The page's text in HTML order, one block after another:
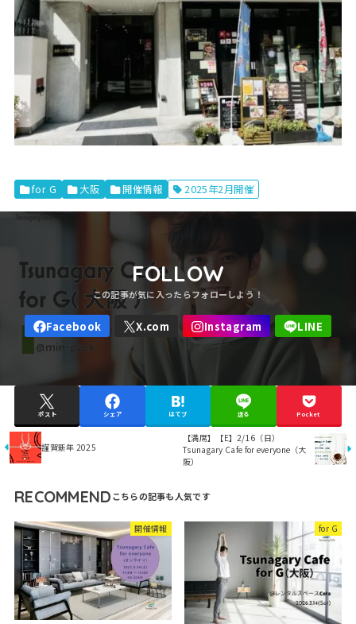
for G 大阪 開催情報 2025年2月開催
FOLLOW
ポスト シェア はてブ 送る Pocket
謹賀新年 2025
【満席】【E】2/16（日）
Tsunagary Cafe for everyone（大
阪）
RECOMMEND
開催情報 for G